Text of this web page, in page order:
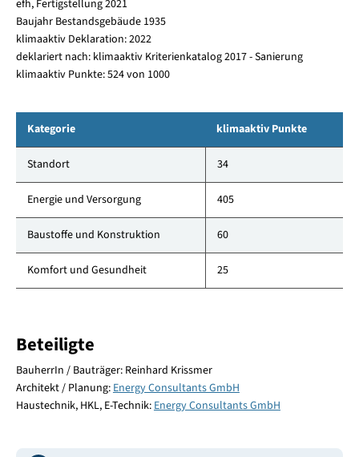
efh, Fertigstellung 2021
Baujahr Bestandsgebäude 1935
klimaaktiv Deklaration: 2022
deklariert nach: klimaaktiv Kriterienkatalog 2017 - Sanierung
klimaaktiv Punkte: 524 von 1000
Kategorie klimaaktiv Punkte
Standort 34
Energie und Versorgung 405
Baustoffe und Konstruktion 60
Komfort und Gesundheit 25
Beteiligte
BauherrIn / Bauträger: Reinhard Krissmer
Architekt / Planung:Energy Consultants GmbH
Haustechnik, HKL, E-Technik:Energy Consultants GmbH